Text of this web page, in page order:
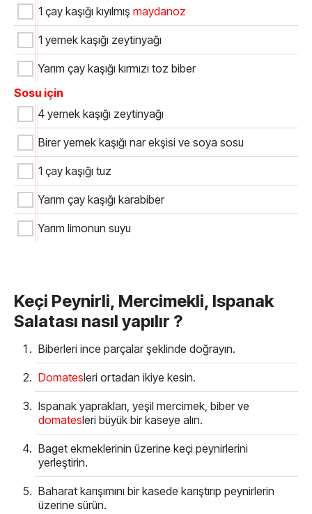
1 çay kaşığı kıyılmış maydanoz
1 yemek kaşığı zeytinyağı
Yarım çay kaşığı kırmızı toz biber
Sosu için
4 yemek kaşığı zeytinyağı
Birer yemek kaşığı nar ekşisi ve soya sosu
1 çay kaşığı tuz
Yarım çay kaşığı karabiber
Yarım limonun suyu
Keçi Peynirli, Mercimekli, Ispanak
Salatası nasıl yapılır ?
Biberleri ince parçalar şeklinde doğrayın.
Domatesleri ortadan ikiye kesin.
Ispanak yaprakları, yeşil mercimek, biber ve
domatesleri büyük bir kaseye alın.
Baget ekmeklerinin üzerine keçi peynirlerini
yerleştirin.
Baharat karışımını bir kasede karıştırıp peynirlerin
üzerine sürün.